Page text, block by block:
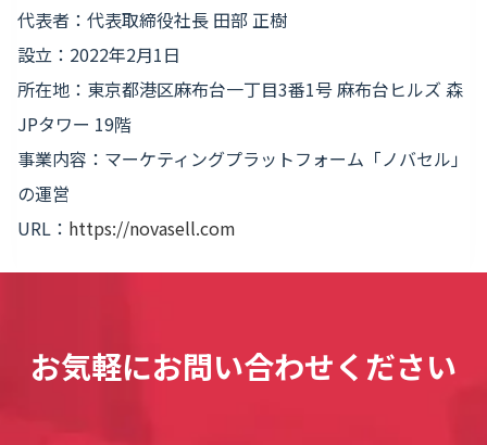
代表者：代表取締役社長 田部 正樹
設立：2022年2月1日
所在地：東京都港区麻布台一丁目3番1号 麻布台ヒルズ 森
JPタワー 19階
事業内容：マーケティングプラットフォーム「ノバセル」
の運営
URL： https://novasell.com
お気軽にお問い合わせください